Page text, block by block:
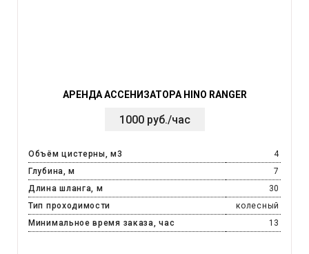
АРЕНДА АССЕНИЗАТОРА HINO RANGER
1000 руб./час
Объём цистерны, м3
4
Глубина, м
7
Длина шланга, м
30
Тип проходимости
колесный
Минимальное время заказа, час
13